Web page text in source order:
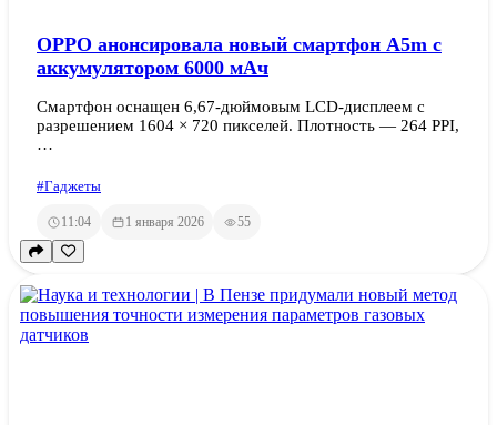
OPPO анонсировала новый смартфон A5m с
аккумулятором 6000 мАч
Смартфон оснащен 6,67-дюймовым LCD-дисплеем с
разрешением 1604 × 720 пикселей. Плотность — 264 PPI,
…
#Гаджеты
11:04 1 января 2026 55